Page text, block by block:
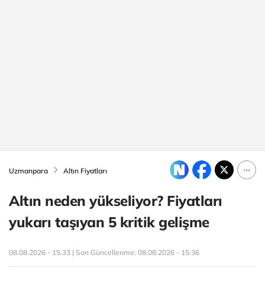
Uzmanpara Altın Fiyatları
Altın neden yükseliyor? Fiyatları
yukarı taşıyan 5 kritik gelişme
08.08.2026 - 15:33 | Son Güncellenme: 08.08.2026 - 15:36